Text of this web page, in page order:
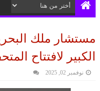
مستشار ملك
الكبير لافتتاح
نوفمبر 02, 2025